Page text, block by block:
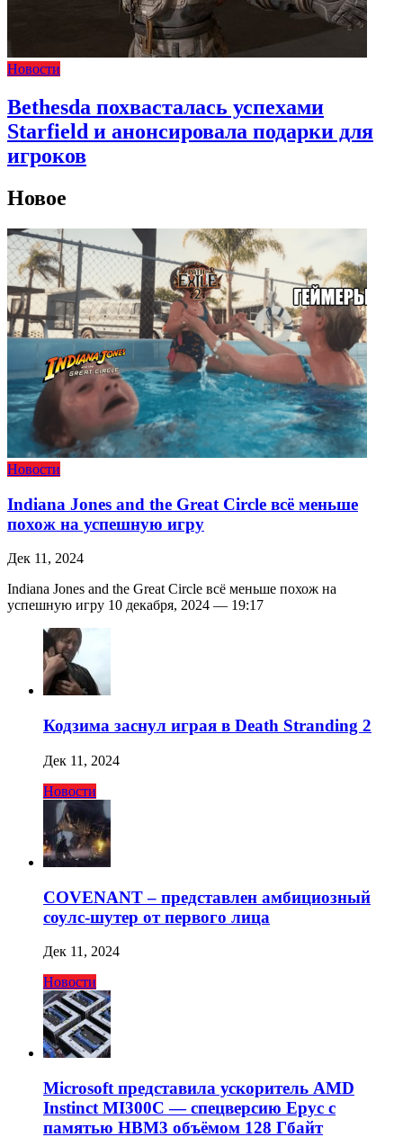
Новости
Bethesda похвасталась успехами
Starfield и анонсировала подарки для
игроков
Новое
Новости
Indiana Jones and the Great Circle всё меньше
похож на успешную игру
Дек 11, 2024
Indiana Jones and the Great Circle всё меньше похож на
успешную игру 10 декабря, 2024 — 19:17
Кодзима заснул играя в Death Stranding 2
Дек 11, 2024
Новости
COVENANT – представлен амбициозный
соулс-шутер от первого лица
Дек 11, 2024
Новости
Microsoft представила ускоритель AMD
Instinct MI300C — спецверсию Epyc с
памятью HBM3 объёмом 128 Гбайт